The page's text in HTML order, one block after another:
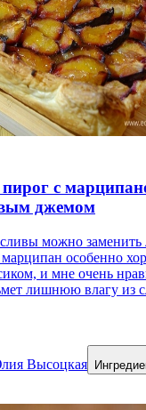
с
джемом
сливы можно
особенно
и мне очень
лишнюю влагу из
Высоцкая